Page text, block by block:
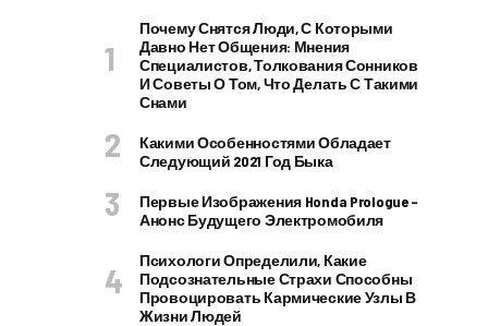
Почему Снятся Люди, С Которыми
Давно Нет Общения: Мнения
Специалистов, Толкования Сонников
И Советы О Том, Что Делать С Такими
Снами
Какими Особенностями Обладает
Следующий 2021 Год Быка
Первые Изображения Honda Prologue –
Анонс Будущего Электромобиля
Психологи Определили, Какие
Подсознательные Страхи Способны
Провоцировать Кармические Узлы В
Жизни Людей